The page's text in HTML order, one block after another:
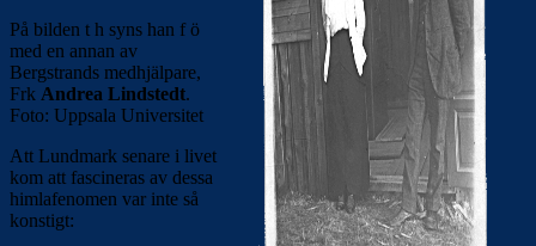
På bilden t h syns han f ö
med en annan av
Bergstrands medhjälpare,
Frk Andrea Lindstedt.
Foto: Uppsala Universitet
Att Lundmark senare i livet
kom att fascineras av dessa
himlafenomen var inte så
konstigt: